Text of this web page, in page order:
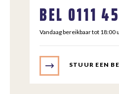
BEL 0111
Vandaag bereikbaar tot 18:00
STUUR EEN